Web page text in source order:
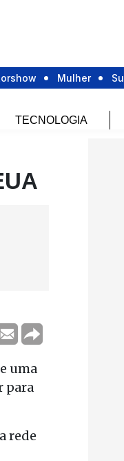
Mulher
TECNOLOGIA
uma
para
rede